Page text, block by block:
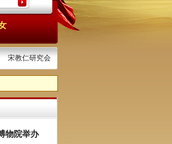
书院在汉成立 百年宅院再续文脉 [2026/05/16] 两
宋教仁研究会
物院举办